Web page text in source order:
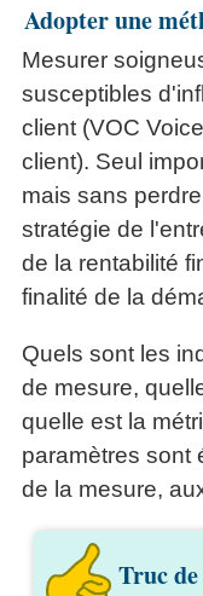
Adopter une
Mesurer
susceptibles
client (VOC
client). Seul
mais sans
stratégie de
de la rentabilité
finalité de la
Quels sont les
de mesure,
quelle est la
paramètres sont
de la mesure,
Truc